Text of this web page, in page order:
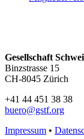
Gesellschaft
Binzstrasse 15
CH-8045 Zürich
+41 44 451 38 38
buero@gstf.org
Impressum •